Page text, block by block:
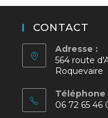
CONTACT
Adresse :
564 route
Roquevaire
Téléphone
06 72 65 46